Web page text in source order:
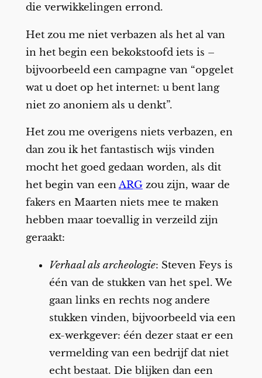
die verwikkelingen errond.
Het zou me niet verbazen als het al van
in het begin een bekokstoofd iets is –
bijvoorbeeld een campagne van “opgelet
wat u doet op het internet: u bent lang
niet zo anoniem als u denkt”.
Het zou me overigens niets verbazen, en
dan zou ik het fantastisch wijs vinden
mocht het goed gedaan worden, als dit
het begin van eenARGzou zijn, waar de
fakers en Maarten niets mee te maken
hebben maar toevallig in verzeild zijn
geraakt:
Verhaal als archeologie: Steven Feys is
één van de stukken van het spel. We
gaan links en rechts nog andere
stukken vinden, bijvoorbeeld via een
ex-werkgever: één dezer staat er een
vermelding van een bedrijf dat niet
echt bestaat. Die blijken dan een